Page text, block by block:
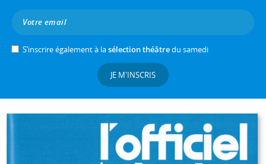
S’inscrire également à lasélection théâtredu samedi
JE M'INSCRIS